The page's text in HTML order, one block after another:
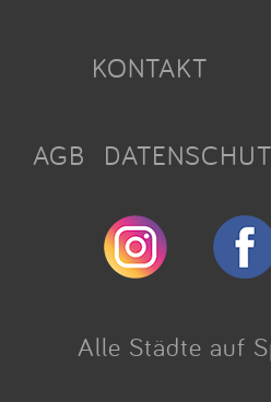
KONTAKT
AGB
Alle Städte auf